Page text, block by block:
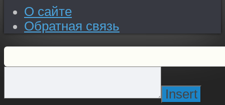
О сайте
Обратная связь
Insert